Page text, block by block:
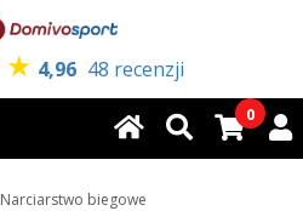
★ 4,96 48 recenzji
0
Narciarstwo biegowe